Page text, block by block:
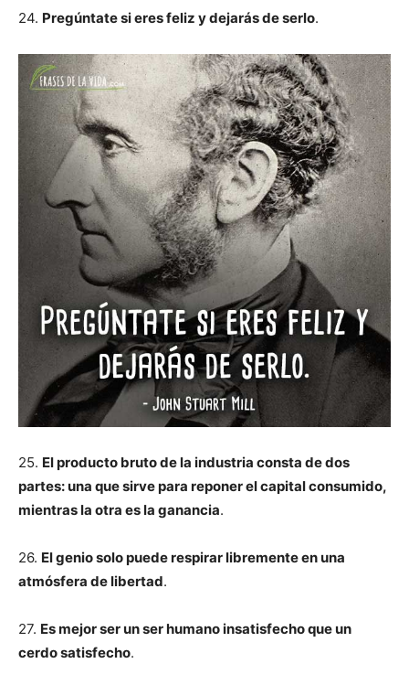
24. Pregúntate si eres feliz y dejarás de serlo.
25. El producto bruto de la industria consta de dos
partes: una que sirve para reponer el capital consumido,
mientras la otra es la ganancia.
26. El genio solo puede respirar libremente en una
atmósfera de libertad.
27. Es mejor ser un ser humano insatisfecho que un
cerdo satisfecho.